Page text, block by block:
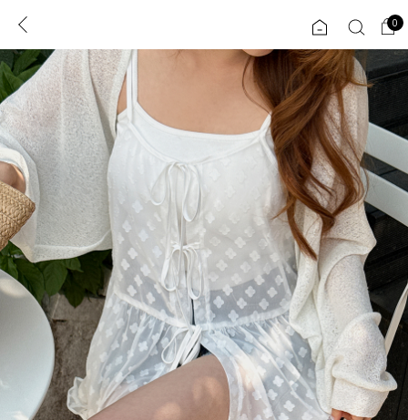
로그인 0
ENG
TW
JP
콘텐츠 리뷰 & 혜택 회원혜택
CATEGORY COMMUNITY
도착보장⚡
인플루언서 pick!
신상 5%
MADE
ALL
익스클루시브
아우터
티셔츠
니트
0